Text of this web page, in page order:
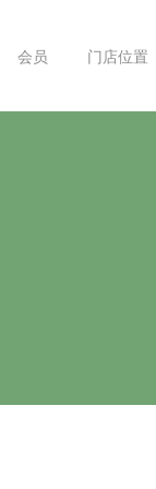
会员 门店位置